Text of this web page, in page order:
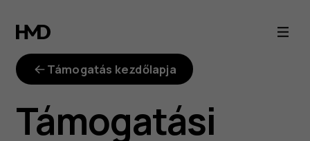
Úgy
tűnik
a
Támogatás kezdőlapja
Támogatási